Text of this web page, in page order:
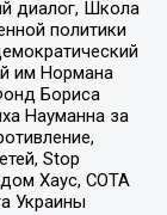
диалог, Школа
политики
им Нормана
Бориса
Науманна за
Stop
Хаус, СОТА
Украины